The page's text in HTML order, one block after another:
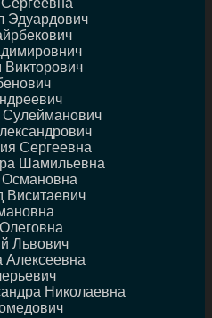
Эдуардович
Сергеевна
Шамильевна
Виситаевич
Львович
Алексеевна
Николаевна